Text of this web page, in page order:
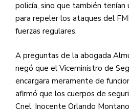
policía, sino que también
para repeler los ataques del
fuerzas regulares.
A preguntas de la abogada
negó que el Viceministro de
encargara meramente de
afirmó que los cuerpos de
Cnel. Inocente Orlando